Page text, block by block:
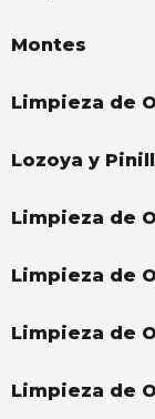
Montes
Limpieza de
Lozoya y
Limpieza de
Limpieza de
Limpieza de
Limpieza de